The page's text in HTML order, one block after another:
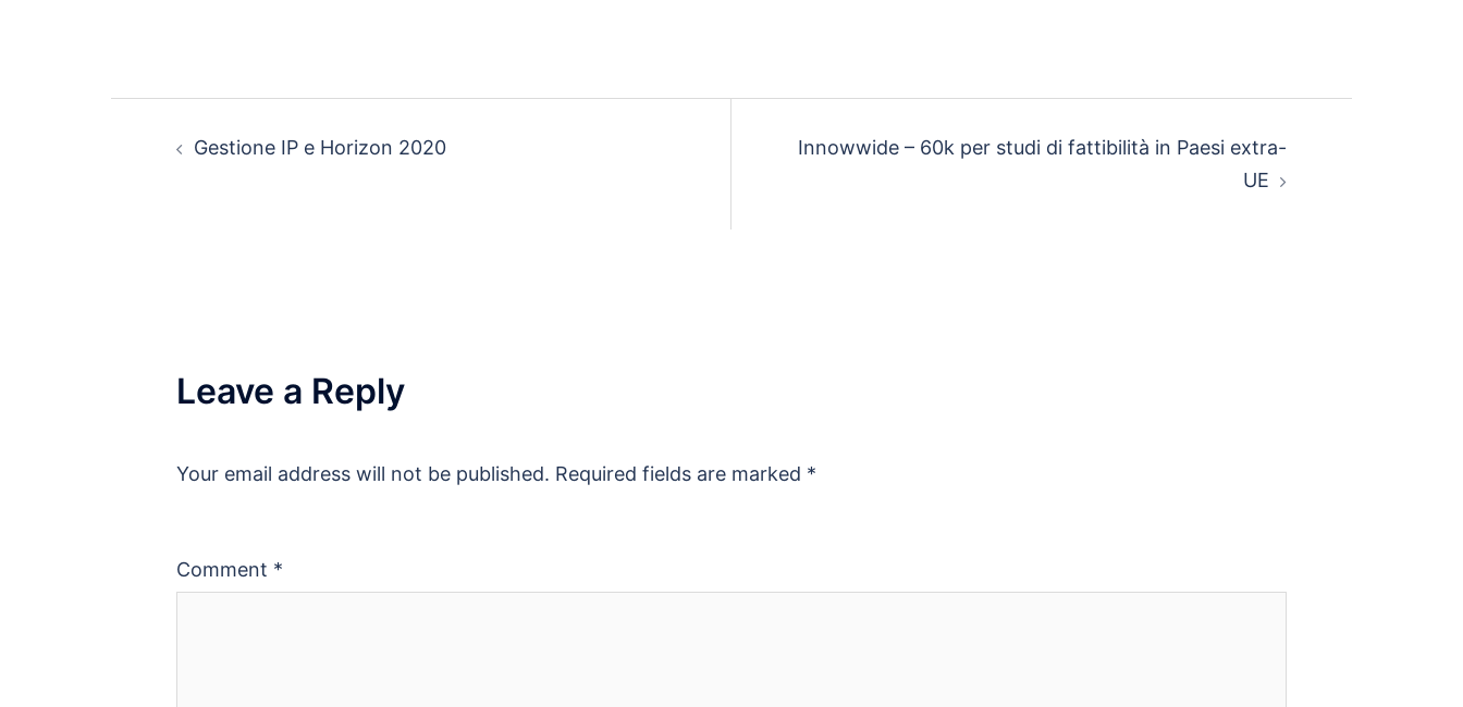
Gestione IP e Horizon 2020
Innowwide – 60k per studi di fattibilità in Paesi extra-
UE
Leave a Reply
Your email address will not be published. Required fields are marked *
Comment *